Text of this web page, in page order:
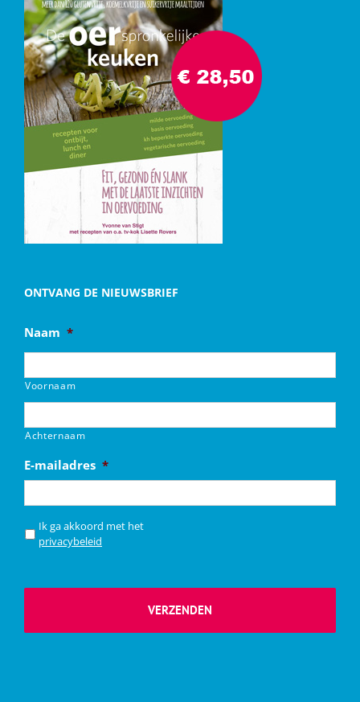
ONTVANG DE NIEUWSBRIEF
Naam *
Voornaam
Achternaam
E-mailadres *
Ik ga akkoord met het
privacybeleid